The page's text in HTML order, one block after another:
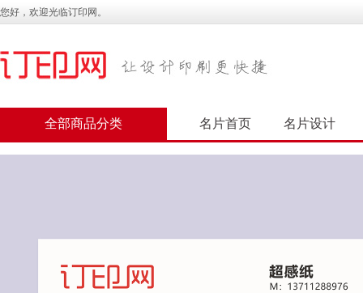
您好，欢迎光临订印网。
全部商品分类 名片首页 名片设计